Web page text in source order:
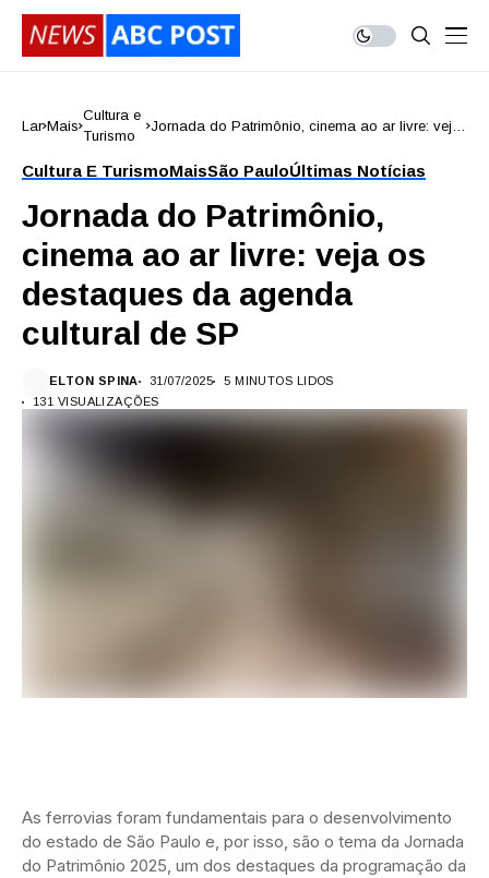
Lar Mais
Cultura e
Turismo
Jornada do Patrimônio, cinema ao ar livre: veja
Cultura E TurismoMaisSão PauloÚltimas Notícias
Jornada do Patrimônio,
cinema ao ar livre: veja os
destaques da agenda
cultural de SP
ELTON SPINA 31/07/2025
5 MINUTOS LIDOS
131 VISUALIZAÇÕES
As ferrovias foram fundamentais para o desenvolvimento
do estado de São Paulo e, por isso, são o tema da Jornada
do Patrimônio 2025, um dos destaques da programação da